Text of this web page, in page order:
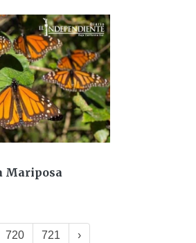
Mariposa
720 721 ›